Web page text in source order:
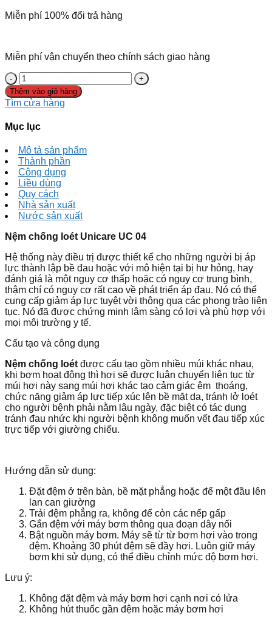
Miễn phí 100% đổi trả hàng
Miễn phí vận chuyển theo chính sách giao hàng
Thêm vào giỏ hàng
Tìm cửa hàng
Mục lục
Mô tả sản phẩm
Thành phần
Công dụng
Liều dùng
Quy cách
Nhà sản xuất
Nước sản xuất
Nệm chống loét Unicare UC 04
Hệ thống này điều trị được thiết kế cho những người bị áp
lực thành lập bề đau hoặc với mô hiện tại bị hư hỏng, hay
đánh giá là một nguy cơ thấp hoặc có nguy cơ trung bình,
thậm chí có nguy cơ rất cao về phát triển áp đau. Nó có thể
cung cấp giảm áp lực tuyệt vời thông qua các phong trào liên
tục. Nó đã được chứng minh lâm sàng có lợi và phù hợp với
mọi môi trường y tế.
Cấu tạo và công dụng
Nệm chống loétđược cấu tạo gồm nhiều múi khác nhau,
khi bơm hoạt động thì hơi sẽ được luân chuyển liên tục từ
múi hơi này sang múi hơi khác tạo cảm giác êm thoáng,
chức năng giảm áp lực tiếp xúc lên bề mặt da, tránh lở loét
cho người bệnh phải nằm lâu ngày, đặc biệt có tác dụng
tránh đau nhức khi người bệnh không muốn vết đau tiếp xúc
trực tiếp với giường chiếu.
Hướng dẫn sử dụng:
Đặt đệm ở trên bàn, bề mặt phẳng hoặc để một đầu lên
lan can giường
Trải đệm phẳng ra, không để còn các nếp gấp
Gắn đệm với máy bơm thông qua đoạn dây nối
Bật nguồn máy bơm. Máy sẽ từ từ bơm hơi vào trong
đệm. Khoảng 30 phút đệm sẽ đầy hơi. Luôn giữ máy
bơm khi sử dụng, có thể điều chỉnh mức độ bơm hơi.
Lưu ý:
Không đặt đệm và máy bơm hơi cạnh nơi có lửa
Không hút thuốc gần đệm hoặc máy bơm hơi